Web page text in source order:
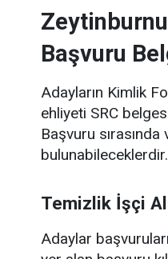
Başvuru
Adayların Kimlik
ehliyeti SRC
Başvuru
bulunabileceklerdir.
Temizlik İşçi
Adaylar